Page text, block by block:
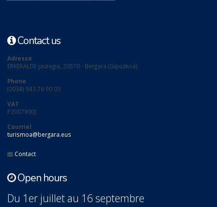
Contact us
Adresse
ERREKALDE jauregia, 20570 - Bergara (Gipuzkoa)
Phone
(0034) 943 76 90 03
VAT
P2007900J
Courriel
turismoa@bergara.eus
Contact
Open hours
Du 1er juillet au 16 septembre